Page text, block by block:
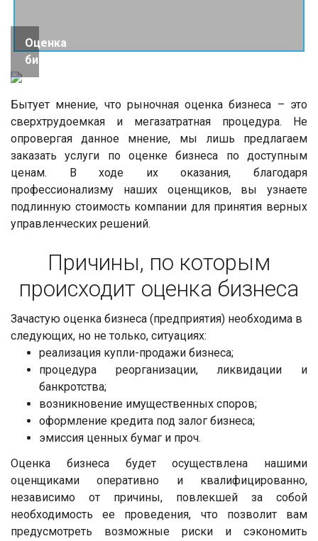
Оценка
бизнеса
Бытует мнение, что рыночная оценка бизнеса – это
сверхтрудоемкая и мегазатратная процедура. Не
опровергая данное мнение, мы лишь предлагаем
заказать услуги по оценке бизнеса по доступным
ценам. В ходе их оказания, благодаря
профессионализму наших оценщиков, вы узнаете
подлинную стоимость компании для принятия верных
управленческих решений.
Причины, по которым
происходит оценка бизнеса
Зачастую оценка бизнеса (предприятия) необходима в
следующих, но не только, ситуациях:
реализация купли-продажи бизнеса;
процедура реорганизации, ликвидации и
банкротства;
возникновение имущественных споров;
оформление кредита под залог бизнеса;
эмиссия ценных бумаг и проч.
Оценка бизнеса будет осуществлена нашими
оценщиками оперативно и квалифицированно,
независимо от причины, повлекшей за собой
необходимость ее проведения, что позволит вам
предусмотреть возможные риски и сэкономить